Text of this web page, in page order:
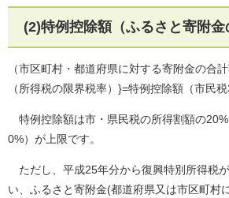
(2)特例控除額（ふるさと寄附金
（市区町村・都道府県に対する寄附金の合
（所得税の限界税率）}=特例控除額（市民
特例控除額は市・県民税の所得割額の
0%）が上限です。
ただし、平成25年分から復興特別所得税
い、ふるさと寄附金(都道府県又は市区町村